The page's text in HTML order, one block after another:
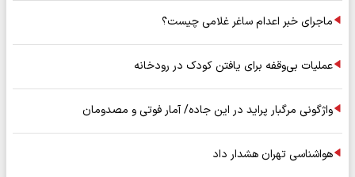
ماجرای خبر اعدام ساغر غلامی چیست؟
عملیات بی‌وقفه برای یافتن کودک در رودخانه
واژگونی مرگبار پراید در این جاده/ آمار فوتی و مصدومان
هواشناسی تهران هشدار داد